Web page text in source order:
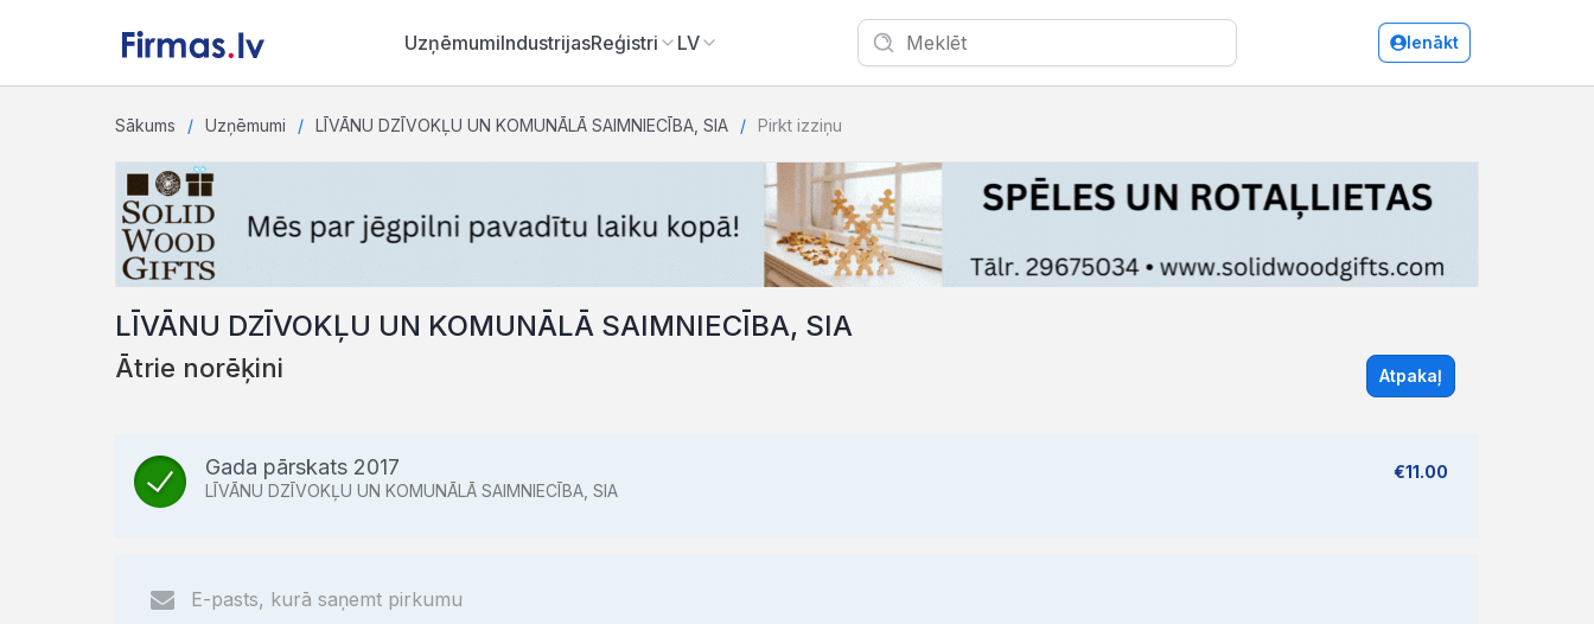
UzņēmumiIndustrijasReģistri LV Ienākt
Sākums Uzņēmumi LĪVĀNU DZĪVOKĻU UN KOMUNĀLĀ SAIMNIECĪBA, SIA Pirkt izziņu
LĪVĀNU DZĪVOKĻU UN KOMUNĀLĀ SAIMNIECĪBA, SIA
Ātrie norēķini Atpakaļ
Gada pārskats 2017
LĪVĀNU DZĪVOKĻU UN KOMUNĀLĀ SAIMNIECĪBA, SIA
€11.00